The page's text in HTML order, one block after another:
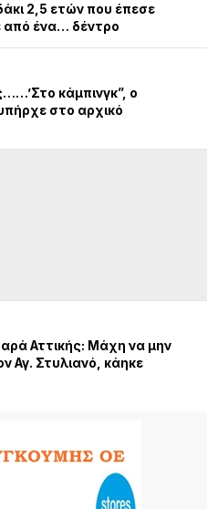
2,5 ετών που έπεσε
από ένα… δέντρο
κάμπινγκ”, ο
στο αρχικό
Αττικής: Μάχη να μην
Αγ. Στυλιανό, κάηκε
για τα Πολιτιστικά